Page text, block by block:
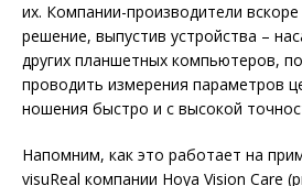
их. Компании-производители
решение, выпустив устройства –
других планшетных компьютеров,
проводить измерения параметров
ношения быстро и с высокой
Напомним, как это работает на
visuReal компании Hoya Vision Care